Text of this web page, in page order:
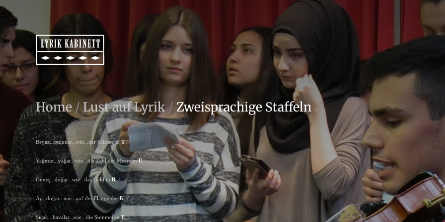
Home/Lust auf Lyrik/ Zweisprachige Staffeln
Beyaz...bulutlar...wie...der Salzsee in T/
Yağmur...yağar...wie...die Zahl der Meere inÜ /
Güneş...doğar...wie...das Geld in R /
Ay...doğar...wie...auf der Flagge derK /
Sıcak...havalar...wie...die Sommer inE /